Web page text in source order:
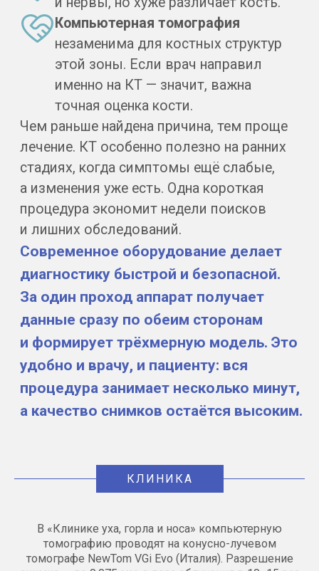
КЛИНИКА
В «Клинике уха, горла и носа» компьютерную
томографию проводят на конусно-лучевом
томографе NewTom VGi Evo (Италия). Разрешение
Если беспокоит головокружение, шум или
тугоухость неясной природы,
точнее визуализация, тем увереннее врач
дополнительное обследование —
например, КТ головного мозга или
Для выявления патологических
изменений, новообразований
и последствий травм КТ остаётся